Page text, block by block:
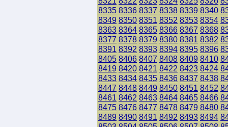
8335 8336 8337 8338 8339 8340
8349 8350 8351 8352 8353 8354
8363 8364 8365 8366 8367 8368
8377 8378 8379 8380 8381 8382
8391 8392 8393 8394 8395 8396
8405 8406 8407 8408 8409 8410
8419 8420 8421 8422 8423 8424
8433 8434 8435 8436 8437 8438
8447 8448 8449 8450 8451 8452
8461 8462 8463 8464 8465 8466
8475 8476 8477 8478 8479 8480
8489 8490 8491 8492 8493 8494